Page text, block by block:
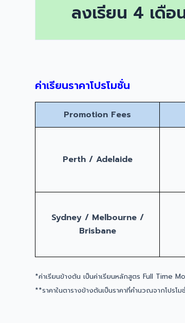
ลงเรียน 4 เดือ
ค่าเรียนราคาโปรโมชั่น
Promotion Fees
Perth / Adelaide
Sydney / Melbourne /
Brisbane
*ค่าเรียนข้างต้น เป็นค่าเรียนหลักสูตร Full Time
**ราคาในตารางข้างต้นเป็นราคาที่คำนวณจากโปร